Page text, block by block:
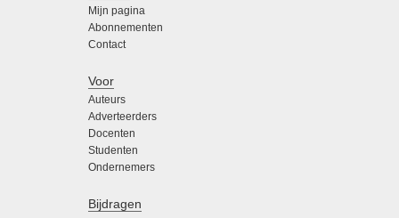
Mijn pagina
Abonnementen
Contact
Voor
Auteurs
Adverteerders
Docenten
Studenten
Ondernemers
Bijdragen